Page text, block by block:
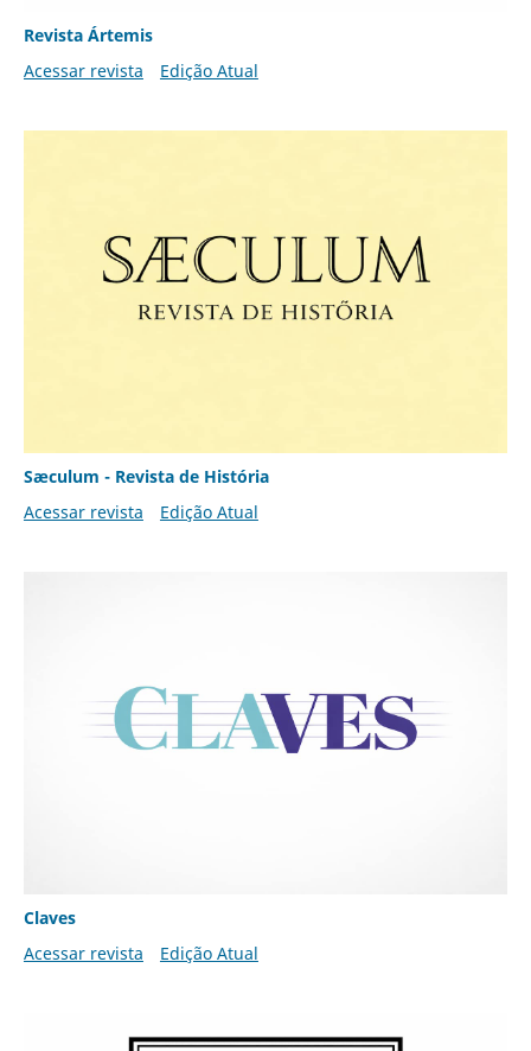
Revista Ártemis
Acessar revista
Edição Atual
Sæculum - Revista de História
Acessar revista
Edição Atual
Claves
Acessar revista
Edição Atual